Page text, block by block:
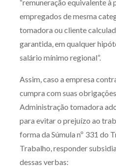
“remuneração equivalente à
empregados de mesma
tomadora ou cliente
garantida, em qualquer
salário mínimo regional”.
Assim, caso a empresa
cumpra com suas
Administração tomadora
para evitar o prejuízo ao
forma da Súmula nº 331 do
Trabalho, responder
dessas verbas: